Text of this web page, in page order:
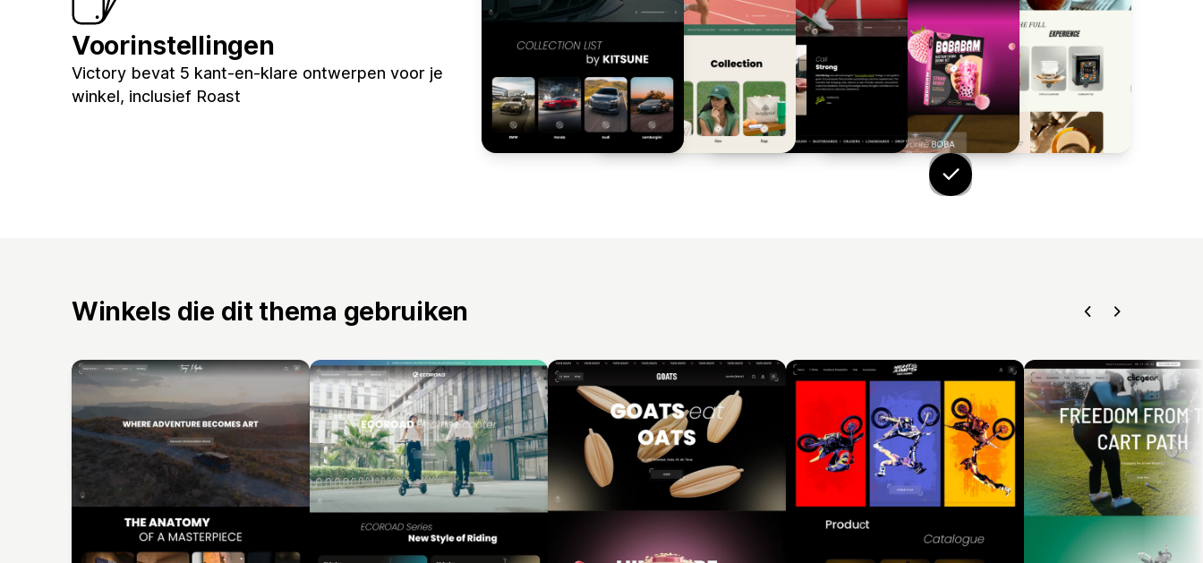
Voorinstellingen
Victory bevat 5 kant-en-klare ontwerpen voor je
winkel, inclusief Roast
Winkels die dit thema gebruiken